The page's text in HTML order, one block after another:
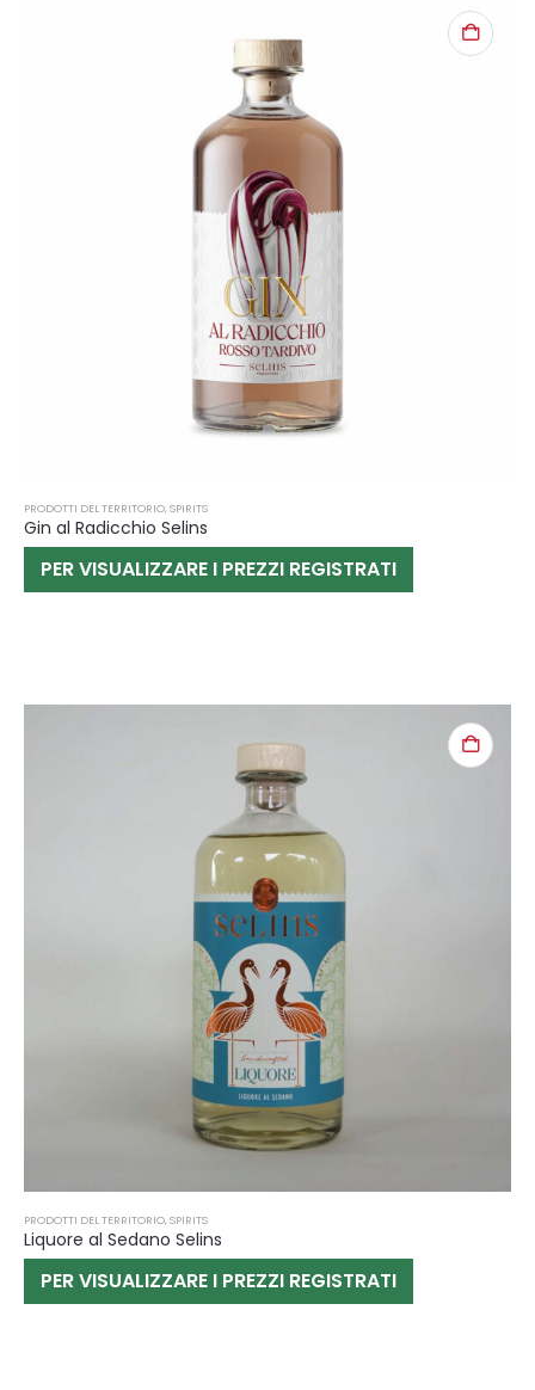
PRODOTTI DEL TERRITORIO, SPIRITS
Gin al Radicchio Selins
PER VISUALIZZARE I PREZZI REGISTRATI
PRODOTTI DEL TERRITORIO SPIRITS
Liquore al Sedano Selins
PER VISUALIZZARE I PREZZI REGISTRATI